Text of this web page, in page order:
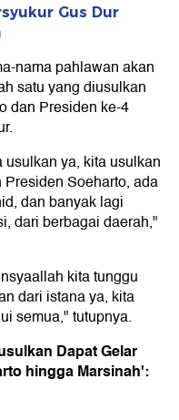
Gus Dur
nama pahlawan akan
satu yang diusulkan
dan Presiden ke-4
ya, kita usulkan
Soeharto, ada
dan banyak lagi
dari berbagai daerah,"
kita tunggu
dari istana ya, kita
semua," tutupnya.
Dapat Gelar
hingga Marsinah':